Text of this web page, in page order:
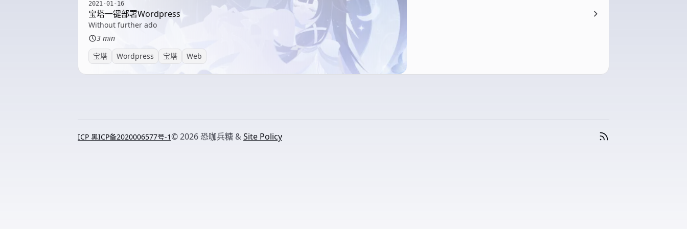
2021-01-16
宝塔一键部署Wordpress
Without further ado
3 min
宝塔
Wordpress 宝塔 Web
ICP 黑ICP备2020006577号-1© 2026 恐咖兵糖 &Site Policy